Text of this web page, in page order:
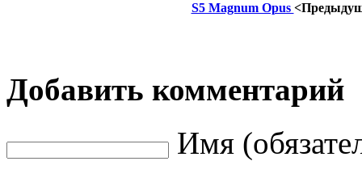
S5 Magnum Opus
Добавить комментарий
Имя